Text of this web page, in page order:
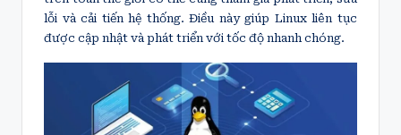
lỗi và cải tiến hệ thống. Điều này giúp Linux liên tục
được cập nhật và phát triển với tốc độ nhanh chóng.